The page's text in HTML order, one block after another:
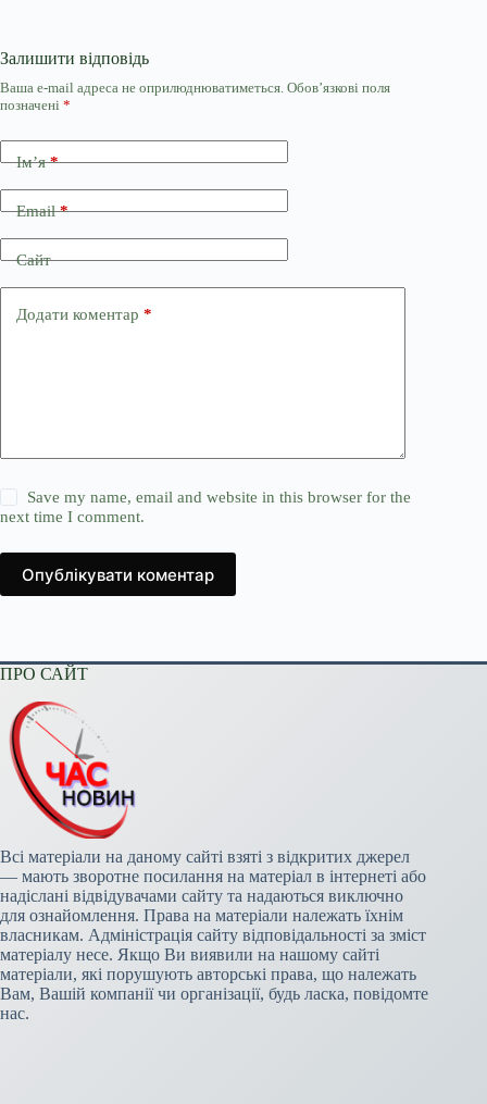
Залишити відповідь
Ваша e-mail адреса не оприлюднюватиметься. Обов’язкові поля
позначені *
Ім’я*
Email*
Сайт
Додати коментар *
Save my name, email and website in this browser for the
next time I comment.
Опублікувати коментар
ПРО САЙТ
Всі матеріали на даному сайті взяті з відкритих джерел
— мають зворотне посилання на матеріал в інтернеті або
надіслані відвідувачами сайту та надаються виключно
для ознайомлення. Права на матеріали належать їхнім
власникам. Адміністрація сайту відповідальності за зміст
матеріалу несе. Якщо Ви виявили на нашому сайті
матеріали, які порушують авторські права, що належать
Вам, Вашій компанії чи організації, будь ласка, повідомте
нас.